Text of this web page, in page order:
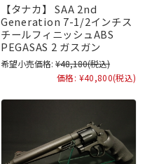
【タナカ】 SAA 2nd
Generation 7-1/2インチス
チールフィニッシュABS
PEGASAS 2 ガスガン
希望小売価格: ¥48,180(税込)
価格: ¥40,800(税込)